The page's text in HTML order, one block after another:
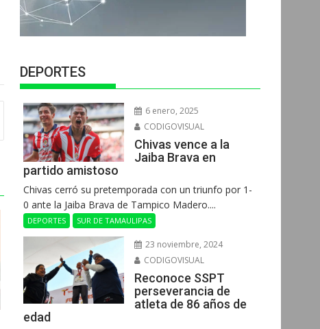
DEPORTES
6 enero, 2025
CODIGOVISUAL
Chivas vence a la
Jaiba Brava en
partido amistoso
Chivas cerró su pretemporada con un triunfo por 1-
0 ante la Jaiba Brava de Tampico Madero....
DEPORTES SUR DE TAMAULIPAS
23 noviembre, 2024
CODIGOVISUAL
Reconoce SSPT
perseverancia de
atleta de 86 años de
edad